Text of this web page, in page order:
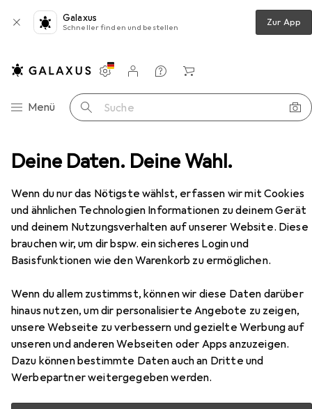
Deine Daten. Deine Wahl.
Wenn du nur das Nötigste wählst, erfassen wir mit Cookies
und ähnlichen Technologien Informationen zu deinem Gerät
und deinem Nutzungsverhalten auf unserer Website. Diese
brauchen wir, um dir bspw. ein sicheres Login und
Basisfunktionen wie den Warenkorb zu ermöglichen.
Wenn du allem zustimmst, können wir diese Daten darüber
hinaus nutzen, um dir personalisierte Angebote zu zeigen,
unsere Webseite zu verbessern und gezielte Werbung auf
unseren und anderen Webseiten oder Apps anzuzeigen.
Dazu können bestimmte Daten auch an Dritte und
Werbepartner weitergegeben werden.
Galaxus
Schneller finden und bestellen Zur App
Navigation nach Kategorien
Menü Suche
Einstellungen
Kundenkonto
Vergleichslisten
Merklisten
Warenkorb
Hammerbacher Schreibtisch höheneinstellbar VXB
HammerbacherSchreibtisch
höheneinstellbar VXB
200 x 100 x 85 cm
Zubehör für Hammerbacher
Schreibtisch höheneinstellbar
VXB
Hier findest du passendes Zubehör zum Produkt
Hammerbacher Schreibtisch höheneinstellbar VXB aus
den Kategorien Möbelgleiter + Schutzpuffer und